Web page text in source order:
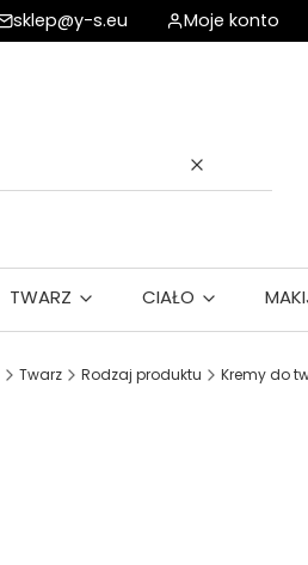
sklep@y-s.eu Moje konto
Wyczyść
TWARZ CIAŁO
Twarz Rodzaj produktu Kremy do